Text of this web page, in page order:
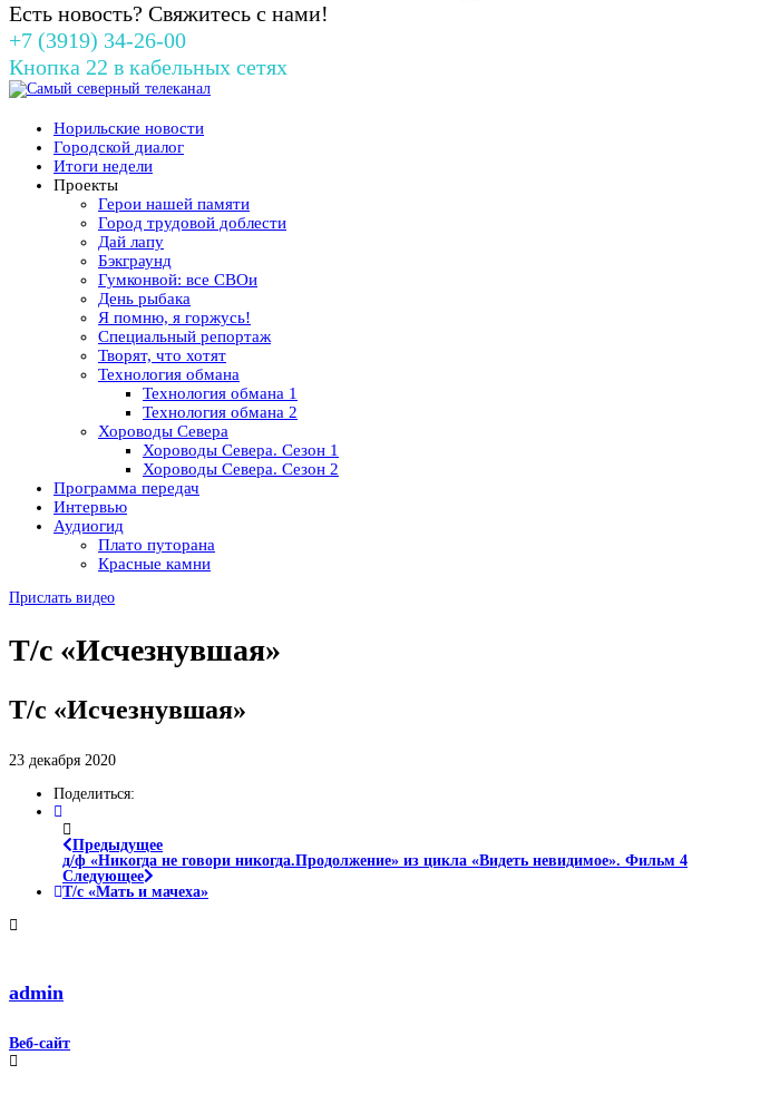
Есть новость? Свяжитесь с нами!
+7 (3919) 34-26-00
Кнопка 22 в кабельных сетях
Норильские новости
Городской диалог
Итоги недели
Проекты
Герои нашей памяти
Город трудовой доблести
Дай лапу
Бэкграунд
Гумконвой: все СВОи
День рыбака
Я помню, я горжусь!
Специальный репортаж
Творят, что хотят
Технология обмана
Технология обмана 1
Технология обмана 2
Хороводы Севера
Хороводы Севера. Сезон 1
Хороводы Севера. Сезон 2
Программа передач
Интервью
Аудиогид
Плато путорана
Красные камни
Прислать видео
Т/с «Исчезнувшая»
Т/с «Исчезнувшая»
23 декабря 2020
Поделиться:
Предыдущее
д/ф «Никогда не говори никогда.Продолжение» из цикла «Видеть невидимое». Фильм 4
Следующее
Т/с «Мать и мачеха»
admin
Веб-сайт